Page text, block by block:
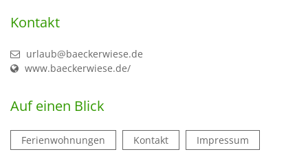
Kontakt
urlaub@baeckerwiese.de
www.baeckerwiese.de/
Auf einen Blick
Ferienwohnungen Kontakt Impressum